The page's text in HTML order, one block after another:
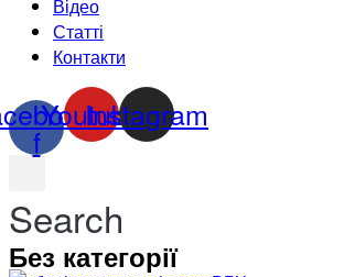
Відео
Статті
Контакти
f
Youtube
Instagram
Search
Без категорії